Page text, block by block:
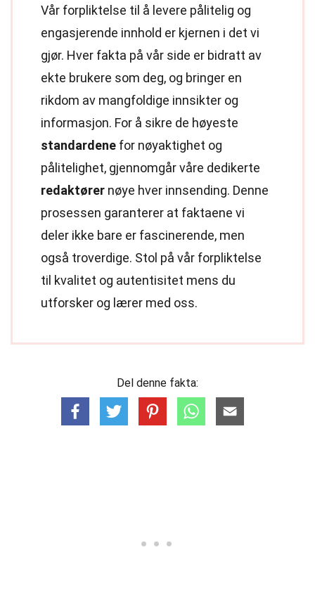
Vår forpliktelse til å levere pålitelig og
engasjerende innhold er kjernen i det vi
gjør. Hver fakta på vår side er bidratt av
ekte brukere som deg, og bringer en
rikdom av mangfoldige innsikter og
informasjon. For å sikre de høyeste
standardene for nøyaktighet og
pålitelighet, gjennomgår våre dedikerte
redaktører nøye hver innsending. Denne
prosessen garanterer at faktaene vi
deler ikke bare er fascinerende, men
også troverdige. Stol på vår forpliktelse
til kvalitet og autentisitet mens du
utforsker og lærer med oss.
Del denne fakta: